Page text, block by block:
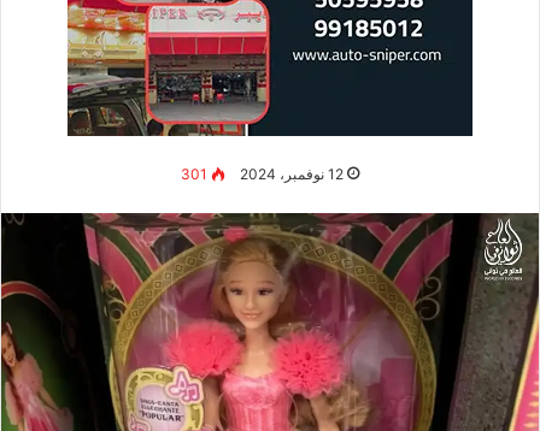
12 نوفمبر، 2024 301